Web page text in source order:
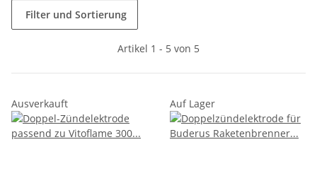
Filter und Sortierung
Artikel 1 - 5 von 5
Ausverkauft Auf Lager